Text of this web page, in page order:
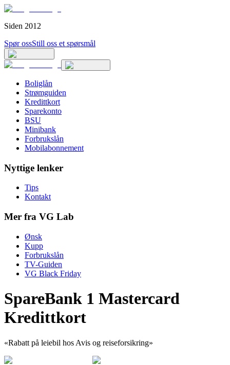
Siden 2012
Spør ossStill oss et spørsmål
Boliglån
Strømguiden
Kredittkort
Sparekonto
BSU
Minibank
Forbrukslån
Mobilabonnement
Nyttige lenker
Tips
Kontakt
Mer fra VG Lab
Ønsk
Kupp
Forbrukslån
TV-Guiden
VG Black Friday
SpareBank 1 Mastercard
Kredittkort
«Rabatt på leiebil hos Avis og reiseforsikring»